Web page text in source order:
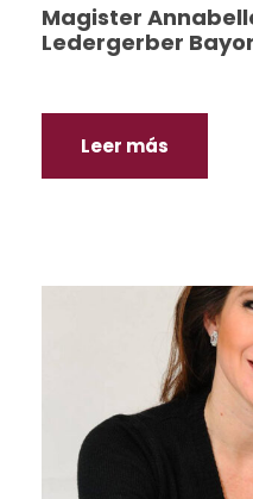
Magister
Ledergerber
Leer más